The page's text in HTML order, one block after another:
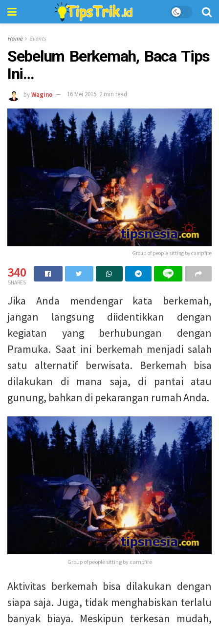
Home Events
Sebelum Berkemah, Baca Tips
Ini…
byWagino 16 Mei 2015 2 min read
Group of people sitting by campfire
340
SHARES
Jika Anda mendengar kata berkemah,
jangan langsung diidentikkan dengan
kegiatan yang berhubungan dengan
Pramuka. Saat ini berkemah menjadi salah
satu alternatif berwisata. Berkemah bisa
dilakukan di mana saja, di pantai atau
gunung, bahkan di pekarangan rumah Anda.
Group of people sitting by campfire
Aktivitas berkemah bisa dilakukan dengan
siapa saja. Juga, tidak menghabiskan terlalu
banyak biaya. Meskipun terkesan mudah,